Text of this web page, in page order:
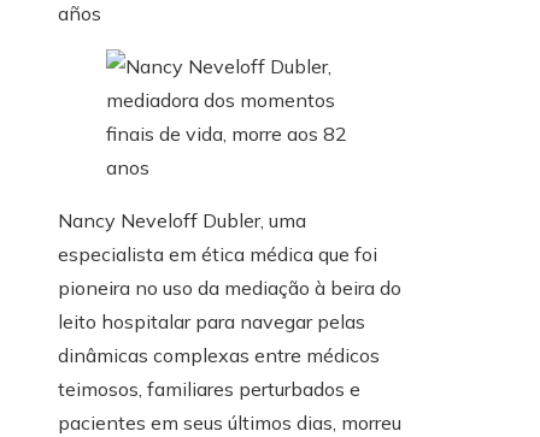
años
Nancy Neveloff Dubler, uma
especialista em ética médica que foi
pioneira no uso da mediação à beira do
leito hospitalar para navegar pelas
dinâmicas complexas entre médicos
teimosos, familiares perturbados e
pacientes em seus últimos dias, morreu